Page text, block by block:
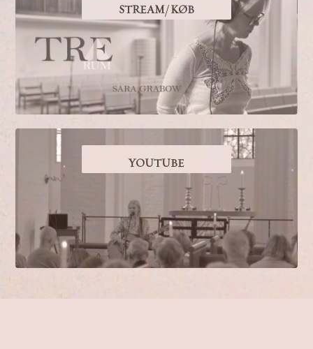
STREAM/ KØB
YOUTUBE